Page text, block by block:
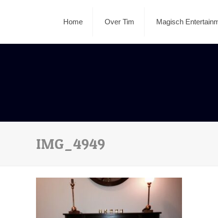
Home Over Tim Magisch
IMG_4949